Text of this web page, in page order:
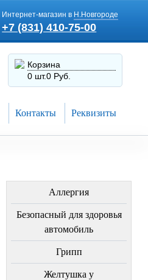
Интернет-магазин в Н.Новгороде
+7 (831) 410-75-00
Корзина
0 шт.0 Руб.
Контакты Реквизиты
Аллергия
Безопасный для здоровья
автомобиль
Грипп
Желтушка у